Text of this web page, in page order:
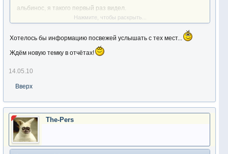
альбинос, я такого первый раз видел.
В общем завтра поеду туда, по приезду отпишусь.
Нажмите, чтобы раскрыть...
Хотелось бы информацию посвежей услышать с тех мест...
Ждём новую темку в отчётах!
14.05.10
Вверх
The-Pers